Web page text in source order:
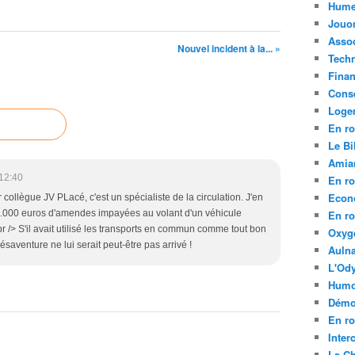
Nouvel incident à la... »
JV PLacé, c'est un spécialiste de la circulation. J'en
euros d'amendes impayées au volant d'un véhicule
/> S'il avait utilisé les transports en commun comme tout bon
ne lui serait peut-être pas arrivé !
En
Le
En
En
En